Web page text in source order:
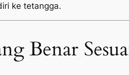
ke tetangga.
Benar